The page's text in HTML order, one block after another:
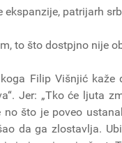
patrijarh
to što dostpjno nije
Filip Višnjić
Jer: „Tko će ljuta
no što je poveo
da ga zlostavlja.